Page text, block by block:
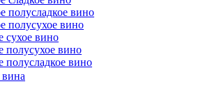
полусладкое вино
полусухое вино
сухое вино
полусухое вино
полусладкое вино